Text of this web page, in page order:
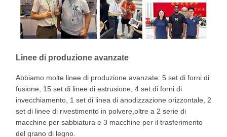
Linee di produzione avanzate
Abbiamo molte linee di produzione avanzate: 5 set di forni di
fusione, 15 set di linee di estrusione, 4 set di forni di
invecchiamento, 1 set di linea di anodizzazione orizzontale, 2
set di linee di rivestimento in polvere,oltre a 2 serie di
macchine per sabbiatura e 3 macchine per il trasferimento
del grano di legno.